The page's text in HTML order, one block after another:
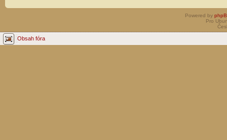
Powered by
Pro
Obsah fóra